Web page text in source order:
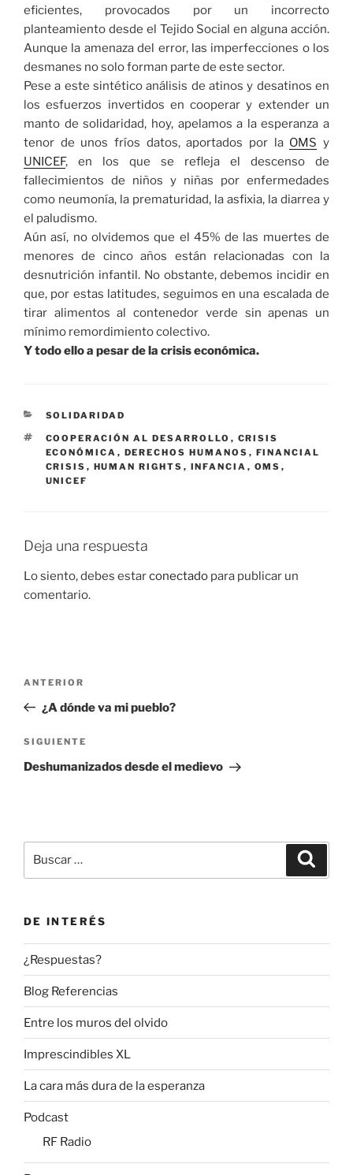
eficientes, provocados por un incorrecto
planteamiento desde el Tejido Social en alguna acción.
Aunque la amenaza del error, las imperfecciones o los
desmanes no solo forman parte de este sector.
Pese a este sintético análisis de atinos y desatinos en
los esfuerzos invertidos en cooperar y extender un
manto de solidaridad, hoy, apelamos a la esperanza a
tenor de unos fríos datos, aportados por la OMS y
UNICEF, en los que se refleja el descenso de
fallecimientos de niños y niñas por enfermedades
como neumonía, la prematuridad, la asfixia, la diarrea y
el paludismo.
Aún así, no olvidemos que el 45% de las muertes de
menores de cinco años están relacionadas con la
desnutrición infantil. No obstante, debemos incidir en
que, por estas latitudes, seguimos en una escalada de
tirar alimentos al contenedor verde sin apenas un
mínimo remordimiento colectivo.
Y todo ello a pesar de la crisis económica.
CATEGORÍAS
SOLIDARIDAD
ETIQUETAS
COOPERACIÓN AL DESARROLLO , CRISIS
ECONÓMICA , DERECHOS HUMANOS , FINANCIAL
CRISIS , HUMAN RIGHTS , INFANCIA , OMS ,
UNICEF
Deja una respuesta
Lo siento, debes estarconectado para publicar un
comentario.
entradas
Entrada
anterior:
ANTERIOR
¿A dónde va mi pueblo?
Siguiente
entrada
SIGUIENTE
Deshumanizados desde el medievo
por:
DE INTERÉS
¿Respuestas?
Blog Referencias
Entre los muros del olvido
Imprescindibles XL
La cara más dura de la esperanza
Podcast
RF Radio